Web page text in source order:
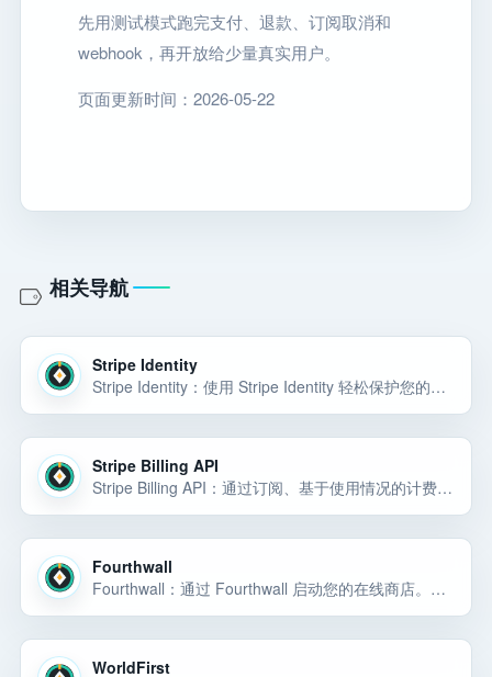
先用测试模式跑完支付、退款、订阅取消和
webhook，再开放给少量真实用户。
页面更新时间：2026-05-22
相关导航
Stripe Identity
Stripe Identity：使用 Stripe Identity 轻松保护您的业务。验证全球用户的身份，并以最小的摩擦防范欺诈。
Stripe Billing API
Stripe Billing API：通过订阅、基于使用情况的计费、定制发票、定价模型、试用和客户自助服务门户自动执行定期付款。
Fourthwall
Fourthwall：通过 Fourthwall 启动您的在线商店。创建和销售定制产品、提供会员资格并轻松构建完全品牌化的网站。
WorldFirst